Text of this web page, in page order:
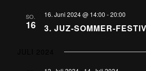
SO.
16
16. Juni 2024 @ 14:00 -20:00
3. JUZ-SOMMER-